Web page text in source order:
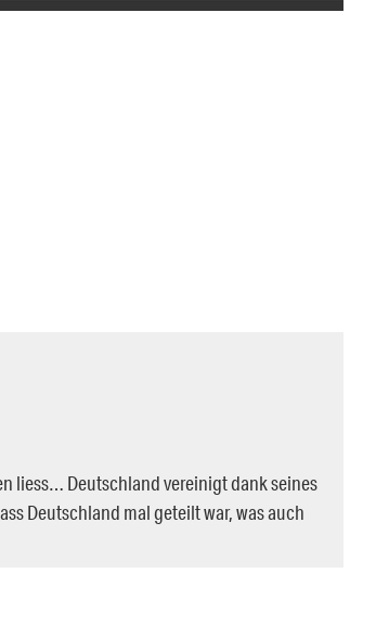
liess… Deutschland vereinigt dank seines
Deutschland mal geteilt war, was auch